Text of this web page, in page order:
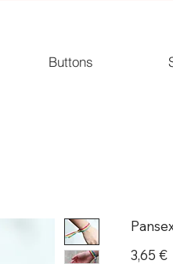
Buttons
3,65 €